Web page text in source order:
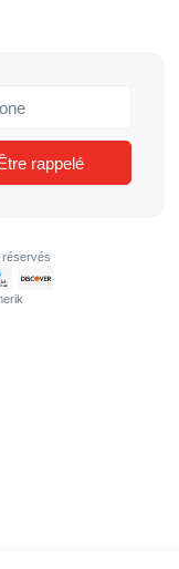
rappelé
réservés